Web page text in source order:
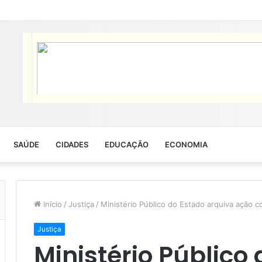
SAÚDE CIDADES EDUCAÇÃO ECONOMIA
Início / Justiça / Ministério Público do Estado arquiva ação
Justiça
Ministério Público